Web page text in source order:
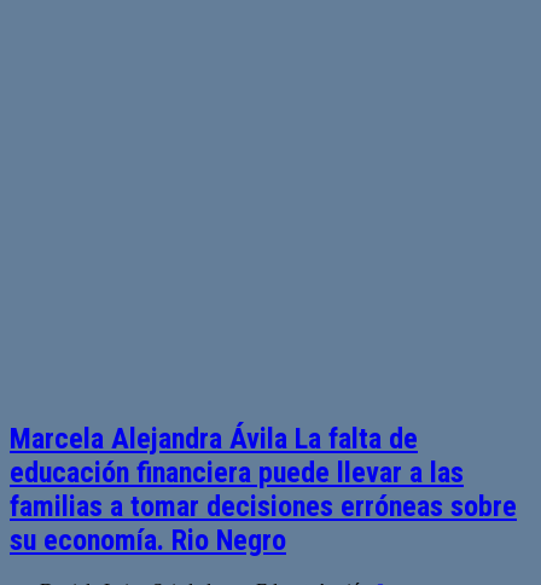
Marcela Alejandra Ávila La falta de
educación financiera puede llevar a las
familias a tomar decisiones erróneas sobre
su economía. Rio Negro